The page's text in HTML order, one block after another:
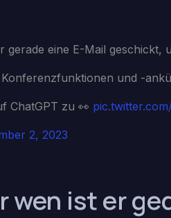
eine E-Mail geschickt,
und -
ChatGPT zu 👀
2, 2023
wen ist er